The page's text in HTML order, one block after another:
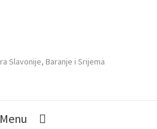
Slavonije, Baranje i Srijema
Menu